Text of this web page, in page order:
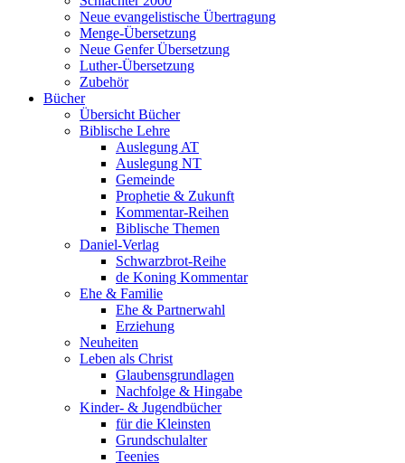
Neue evangelistische Übertragung
Menge-Übersetzung
Neue Genfer Übersetzung
Luther-Übersetzung
Zubehör
Bücher
Übersicht Bücher
Biblische Lehre
Auslegung AT
Auslegung NT
Gemeinde
Prophetie & Zukunft
Kommentar-Reihen
Biblische Themen
Daniel-Verlag
Schwarzbrot-Reihe
de Koning Kommentar
Ehe & Familie
Ehe & Partnerwahl
Erziehung
Neuheiten
Leben als Christ
Glaubensgrundlagen
Nachfolge & Hingabe
Kinder- & Jugendbücher
für die Kleinsten
Grundschulalter
Teenies